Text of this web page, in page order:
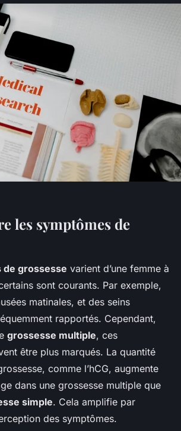
les symptômes de
grossesse varient d’une femme à
sont courants. Par exemple,
matinales, et des seins
rapportés. Cependant,
grossesse multiple, ces
être plus marqués. La quantité
comme l’hCG, augmente
dans une grossesse multiple que
simple. Cela amplifie par
des symptômes.